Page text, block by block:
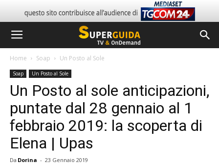
Home Soap Un Posto al Sole
Soap Un Posto al Sole
Un Posto al sole anticipazioni,
puntate dal 28 gennaio al 1
febbraio 2019: la scoperta di
Elena | Upas
Da Dorina - 23 Gennaio 2019